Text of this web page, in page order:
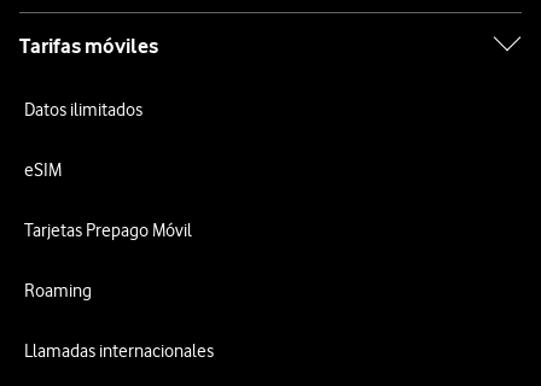
Tarifas móviles
Datos ilimitados
eSIM
Tarjetas Prepago Móvil
Roaming
Llamadas internacionales